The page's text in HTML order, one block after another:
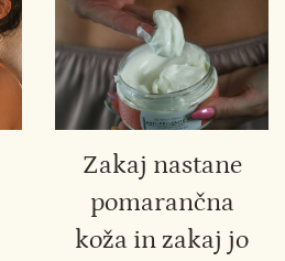
Zakaj nastane
pomarančna
koža in zakaj jo